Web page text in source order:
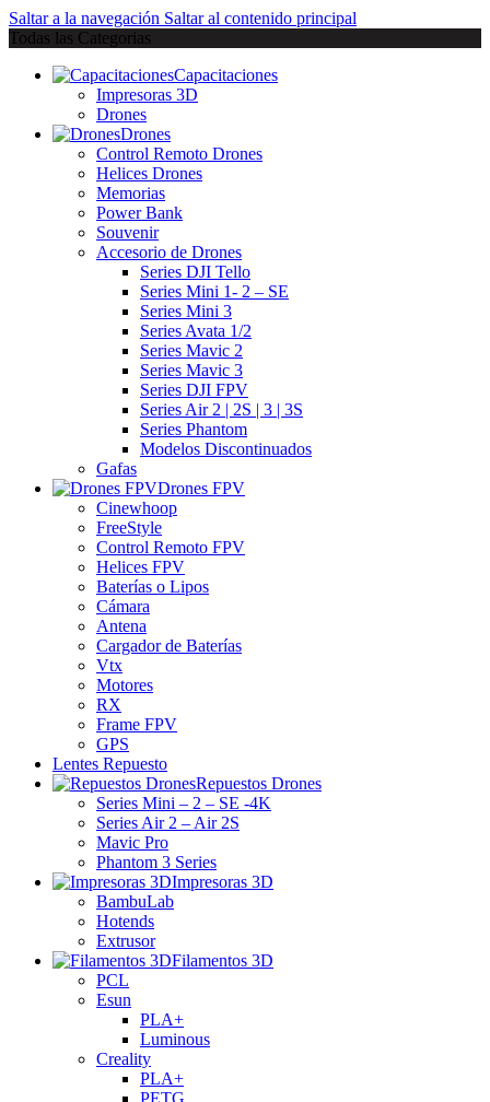
Saltar a la navegación Saltar al contenido principal
Todas las Categorias
Capacitaciones
Impresoras 3D
Drones
Drones
Control Remoto Drones
Helices Drones
Memorias
Power Bank
Souvenir
Accesorio de Drones
Series DJI Tello
Series Mini 1- 2 – SE
Series Mini 3
Series Avata 1/2
Series Mavic 2
Series Mavic 3
Series DJI FPV
Series Air 2 | 2S | 3 | 3S
Series Phantom
Modelos Discontinuados
Gafas
Drones FPV
Cinewhoop
FreeStyle
Control Remoto FPV
Helices FPV
Baterías o Lipos
Cámara
Antena
Cargador de Baterías
Vtx
Motores
RX
Frame FPV
GPS
Lentes Repuesto
Repuestos Drones
Series Mini – 2 – SE -4K
Series Air 2 – Air 2S
Mavic Pro
Phantom 3 Series
Impresoras 3D
BambuLab
Hotends
Extrusor
Filamentos 3D
PCL
Esun
PLA+
Luminous
Creality
PLA+
PETG